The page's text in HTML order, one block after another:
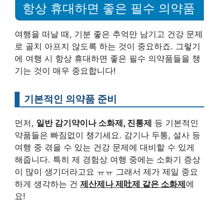
항상 휴대하면 좋은 필수 의약품
여행을 떠날 때, 기분 좋은 추억만 남기고 건강 문제
로 골치 아프지 않도록 하는 것이 중요하죠. 그렇기
에 여행 시 항상 휴대하면 좋은 필수 의약품들을 챙
기는 것이 매우 중요합니다!
기본적인 의약품 준비
먼저, 일반 감기약이나 소화제, 진통제 등 기본적인
약품들은 빠짐없이 챙기세요. 감기나 두통, 설사 등
여행 중 겪을 수 있는 건강 문제에 대비할 수 있게
해줍니다. 특히 제 경험상 여행 중에는 소화기 증상
이 많이 생기더라고요 ㅠㅠ 그래서 제가 제일 중요
하게 생각하는 건 제산제나 제吐제 같은 소화제 에
요!